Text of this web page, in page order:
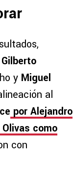
y Miguel
al
por Alejandro
como
con